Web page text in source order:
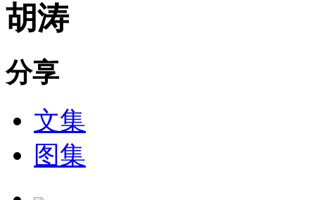
胡涛
分享
文集
图集